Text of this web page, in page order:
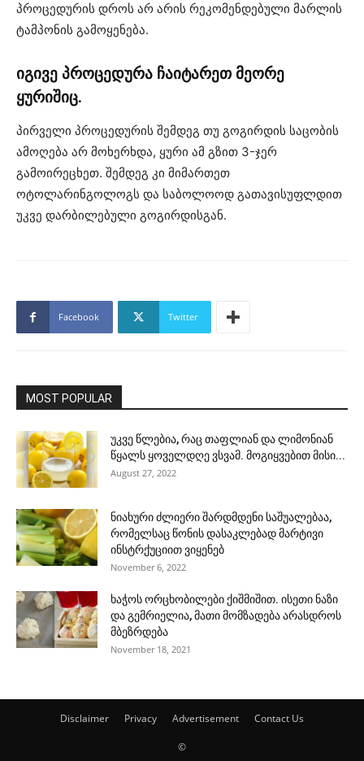
პროცედურის დროს არ არის რეკომენდებული მარლის
ტამპონის გამოყენება.
იგივე პროცედურა ჩაიტარეთ მეორე
ყურიშიც.
პირველი პროცედურის შემდეგ თუ გოგირდის საცობის
ამოღება არ მოხერხდა, ყური ამ გზით 3-ჯერ
გამოირეცხეთ. შემდეგ კი მიმართეთ
ოტოლარინგოლოგს და საბოლოოდ გათავისუფლდით
უკვე დარბილებული გოგირდისგან.
Facebook Twitter
MOST POPULAR
უკვე წლებია, რაც თაფლიან და ლიმონიან
წყალს ყოველდღე ვსვამ. მოგიყვებით მისი...
August 27, 2022
ნიახური ძლიერი შარდმდენი საშუალებაა,
რომელსაც წონის დასაკლებად მარტივი
ინსტრქუციით ვიყენებ
November 6, 2022
ხაჭოს ორცხობილები ქიშმიშით. ისეთი ნაზი
და გემრიელია, მათი მომზადება არასდროს
მბეზრდება
November 18, 2021
Disclaimer Privacy Advertisement Contact Us
©